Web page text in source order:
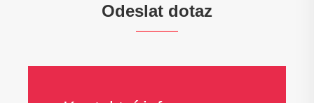
Odeslat dotaz